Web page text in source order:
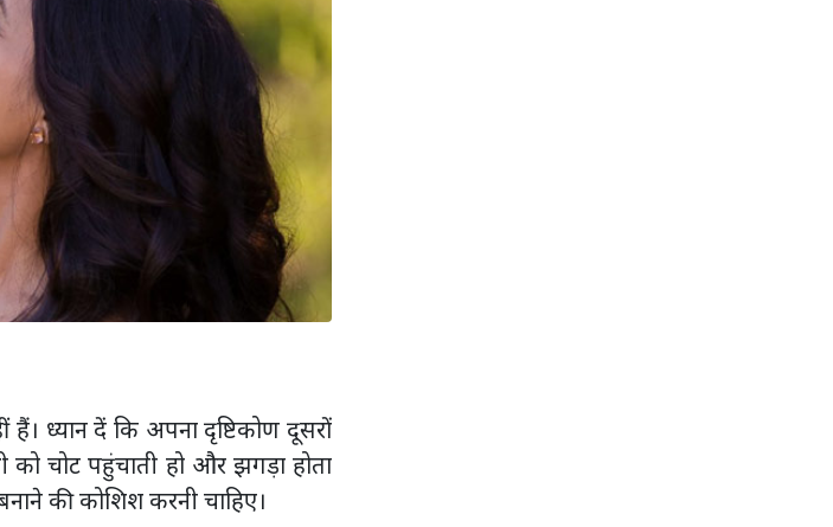
ध्यान दें कि अपना दृष्टिकोण दूसरों
को चोट पहुंचाती हो और झगड़ा होता
की कोशिश करनी चाहिए।